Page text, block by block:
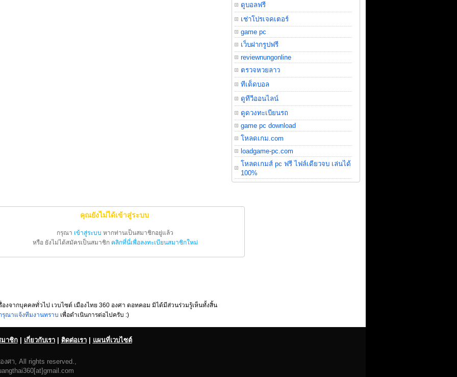
ดูบอลฟรี
เช่าโปรเจคเตอร์
game pc
เว็บฝากรูปฟรี
reviewnungonline
ตรวจหวยลาว
ทีเด็ดบอล
ดูทีวีออนไลน์
ดูดวงทะเบียนรถ
game pc download
โหลดเกม.com
loadgame-pc.com
โหลดเกมส์ pc ฟรี ไฟล์เดียวจบ เล่นได้
100%
คุณยังไม่ได้เข้าสู่ระบบ
กรุณา เข้าสู่ระบบ หากท่านเป็นสมาชิกอยู่แล้ว
หรือ ยังไม่ได้สมัครเป็นสมาชิก คลิกที่นี่เพื่อลงทะเบียนสมาชิกใหม่
งจากบุคคลทั่วไป เวบไซต์ เมืองไทย 360 องศา ดอทคอม มิได้มีส่วนร่วมรู้เห็นทั้งสิ้น
รุณาแจ้งทีมงานทราบ เพื่อดำเนินการต่อไปครับ :)
าชิก| เกี่ยวกับเรา| ติดต่อเรา| แผนที่เวบไซต์
งศา, All rights reserved.,